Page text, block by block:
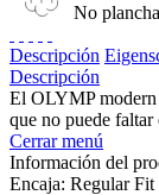
No
Descripción
Descripción
El OLYMP modern
que no puede faltar
Cerrar menú
Información del
Encaja: Regular Fit